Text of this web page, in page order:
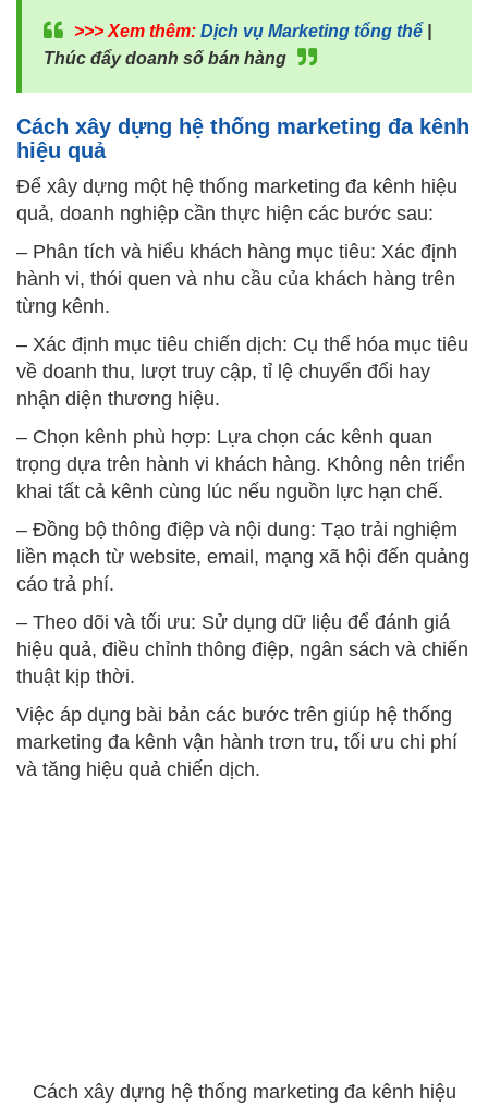
>>> Xem thêm: Dịch vụ Marketing tổng thể
Thúc đẩy doanh số bán hàng
Cách xây dựng hệ thống marketing đa kênh
hiệu quả
Để xây dựng một hệ thống marketing đa kênh hiệu
quả, doanh nghiệp cần thực hiện các bước sau:
– Phân tích và hiểu khách hàng mục tiêu: Xác định
hành vi, thói quen và nhu cầu của khách hàng trên
từng kênh.
– Xác định mục tiêu chiến dịch: Cụ thể hóa mục tiêu
về doanh thu, lượt truy cập, tỉ lệ chuyển đổi hay
nhận diện thương hiệu.
– Chọn kênh phù hợp: Lựa chọn các kênh quan
trọng dựa trên hành vi khách hàng. Không nên triển
khai tất cả kênh cùng lúc nếu nguồn lực hạn chế.
– Đồng bộ thông điệp và nội dung: Tạo trải nghiệm
liền mạch từ website, email, mạng xã hội đến quảng
cáo trả phí.
– Theo dõi và tối ưu: Sử dụng dữ liệu để đánh giá
hiệu quả, điều chỉnh thông điệp, ngân sách và chiến
thuật kịp thời.
Việc áp dụng bài bản các bước trên giúp hệ thống
marketing đa kênh vận hành trơn tru, tối ưu chi phí
và tăng hiệu quả chiến dịch.
Cách xây dựng hệ thống marketing đa kênh hiệu